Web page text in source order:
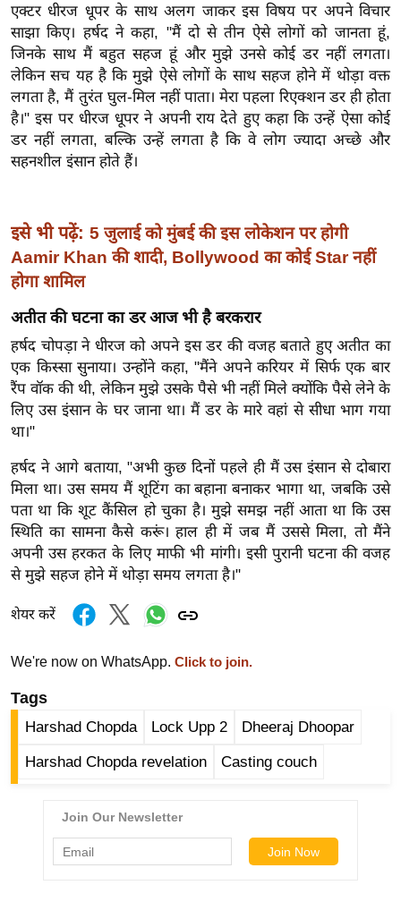
बे
मि
सा
ल
श
ख्सि
य
ग
इं
डि
या
सा
हि
त्य
ज
ग
ऑ
टो
व
र्ल्ड
न्यू
ब्री
नो
रं
न
एक्टर धीरज धूपर के साथ अलग जाकर इस विषय पर अपने विचार
साझा किए। हर्षद ने कहा, "मैं दो से तीन ऐसे लोगों को जानता हूं,
जिनके साथ मैं बहुत सहज हूं और मुझे उनसे कोई डर नहीं लगता।
लेकिन सच यह है कि मुझे ऐसे लोगों के साथ सहज होने में थोड़ा वक्त
लगता है, मैं तुरंत घुल-मिल नहीं पाता। मेरा पहला रिएक्शन डर ही होता
है।" इस पर धीरज धूपर ने अपनी राय देते हुए कहा कि उन्हें ऐसा कोई
डर नहीं लगता, बल्कि उन्हें लगता है कि वे लोग ज्यादा अच्छे और
सहनशील इंसान होते हैं।
इसे भी पढ़ें: 5 जुलाई को मुंबई की इस लोकेशन पर होगी
Aamir Khan की शादी, Bollywood का कोई Star नहीं
होगा शामिल
अतीत की घटना का डर आज भी है बरकरार
हर्षद चोपड़ा ने धीरज को अपने इस डर की वजह बताते हुए अतीत का
एक किस्सा सुनाया। उन्होंने कहा, "मैंने अपने करियर में सिर्फ एक बार
रैंप वॉक की थी, लेकिन मुझे उसके पैसे भी नहीं मिले क्योंकि पैसे लेने के
लिए उस इंसान के घर जाना था। मैं डर के मारे वहां से सीधा भाग गया
था।"
हर्षद ने आगे बताया, "अभी कुछ दिनों पहले ही मैं उस इंसान से दोबारा
मिला था। उस समय मैं शूटिंग का बहाना बनाकर भागा था, जबकि उसे
पता था कि शूट कैंसिल हो चुका है। मुझे समझ नहीं आता था कि उस
स्थिति का सामना कैसे करूं। हाल ही में जब मैं उससे मिला, तो मैंने
अपनी उस हरकत के लिए माफी भी मांगी। इसी पुरानी घटना की वजह
से मुझे सहज होने में थोड़ा समय लगता है।"
शेयर करें
We're now on WhatsApp. Click to join.
Tags
Harshad Chopda Lock Upp 2 Dheeraj Dhoopar
Harshad Chopda revelation Casting couch